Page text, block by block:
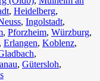
, Heidelberg,
, Ingolstadt,
, Pforzheim, Würzburg,
, Erlangen⁠, Koblenz,
,
, Gütersloh,